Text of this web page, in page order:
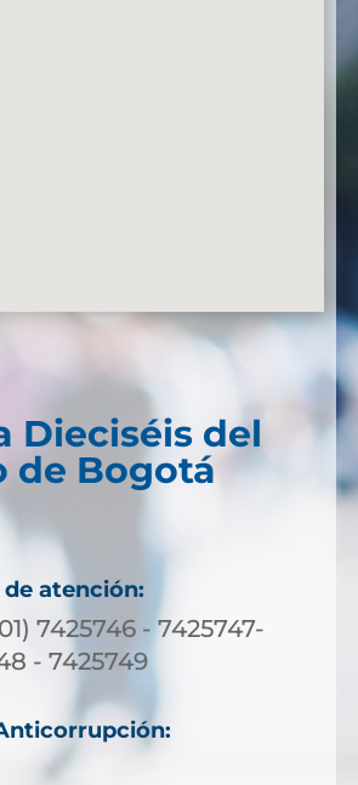
Dieciséis del
de Bogotá
de atención:
7425746 - 7425747-
- 7425749